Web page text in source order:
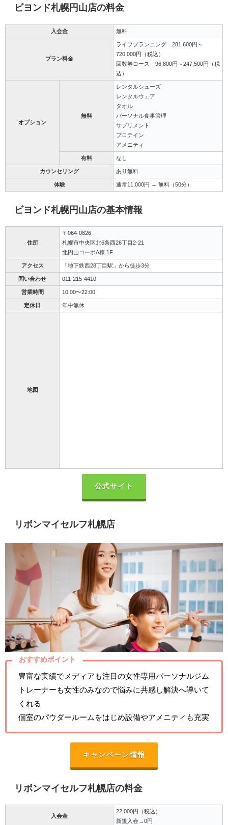
ビヨンド札幌円山店の料金
入会金 無料
プラン料金
ライフプランニング 281,600円～
720,000円（税込）
回数券コース 96,800円～247,500円（税
込）
オプション
無料
レンタルシューズ
レンタルウェア
タオル
パーソナル食事管理
サプリメント
プロテイン
アメニティ
有料 なし
カウンセリング あり無料
体験 通常11,000円 → 無料（50分）
ビヨンド札幌円山店の基本情報
住所
〒064-0826
札幌市中央区北6条西26丁目2-21
北円山コーポA棟 1F
アクセス 「地下鉄西28丁目駅」から徒歩3分
問い合わせ 011-215-4410
営業時間 10:00〜22:00
定休日 年中無休
地図
公式サイト
リボンマイセルフ札幌店
おすすめポイント
豊富な実績でメディアも注目の女性専用パーソナルジム
トレーナーも女性のみなので悩みに共感し解決へ導いて
くれる
個室のパウダールームをはじめ設備やアメニティも充実
キャンペーン情報
リボンマイセルフ札幌店の料金
入会金
22,000円（税込）
新規入会→0円